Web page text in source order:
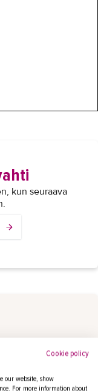
kun seuraava
Cookie policy
our website, show
For more information about